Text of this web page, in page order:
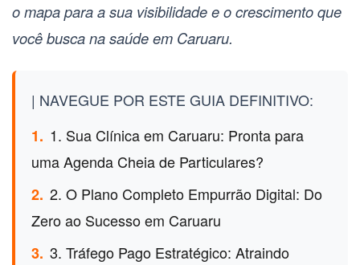
o mapa para a sua visibilidade e o crescimento que
você busca na saúde em Caruaru.
| NAVEGUE POR ESTE GUIA DEFINITIVO:
1. 1. Sua Clínica em Caruaru: Pronta para
uma Agenda Cheia de Particulares?
2. 2. O Plano Completo Empurrão Digital: Do
Zero ao Sucesso em Caruaru
3. 3. Tráfego Pago Estratégico: Atraindo